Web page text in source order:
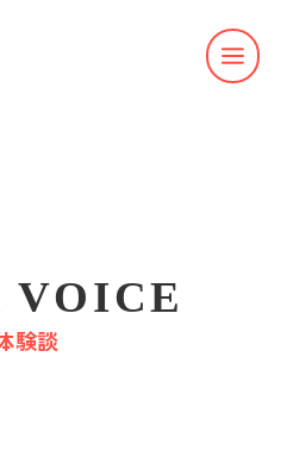
VOICE
験談